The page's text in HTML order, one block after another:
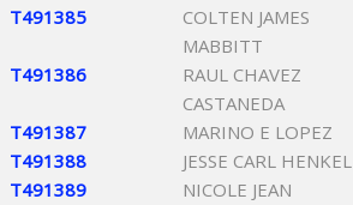
T491385
COLTEN JAMES
MABBITT
T491386
RAUL CHAVEZ
CASTANEDA
T491387 MARINO E LOPEZ
T491388
JESSE CARL HENKEL
T491389
NICOLE JEAN